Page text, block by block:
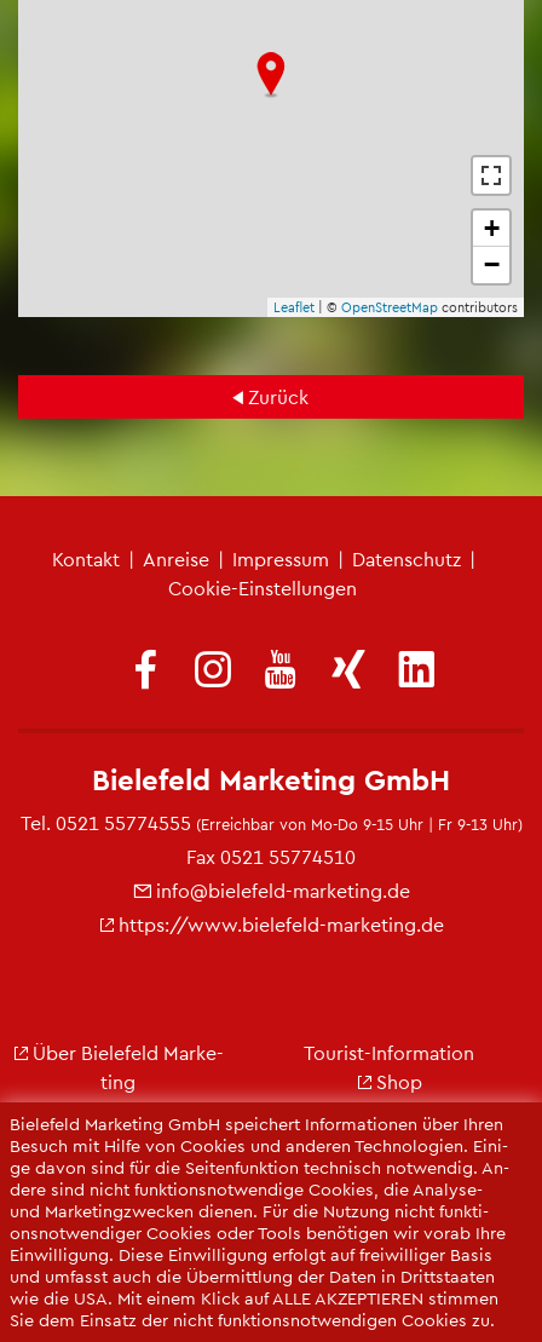
+
−
Leaf­let | © Open­Street­Map con­tri­bu­tors
Zu­rück
Kon­takt | An­rei­se | Im­pres­sum | Da­ten­schutz |
Coo­kie-Ein­stel­lun­gen
Bie­le­feld Mar­ke­ting GmbH spei­chert In­for­ma­tio­nen über Ihren
Be­such mit Hilfe von Coo­kies und an­de­ren Tech­no­lo­gi­en. Ei­ni­
ge davon sind für die Sei­ten­funk­ti­on tech­nisch not­wen­dig. An­
de­re sind nicht funk­ti­ons­not­wen­di­ge Coo­kies, die Ana­ly­se-
und Mar­ke­ting­zwe­cken die­nen. Für die Nut­zung nicht funk­ti­
ons­not­wen­di­ger Coo­kies oder Tools be­nö­ti­gen wir vorab Ihre
Ein­wil­li­gung. Diese Ein­wil­li­gung er­folgt auf frei­wil­li­ger Basis
und um­fasst auch die Über­mitt­lung der Daten in Dritt­staa­ten
wie die USA. Mit einem Klick auf ALLE AK­ZEP­TIE­REN stim­men
Sie dem Ein­satz der nicht funk­ti­ons­not­wen­di­gen Coo­kies zu.
Bie­le­feld Mar­ke­ting GmbH
Tel. 0521 55774555 (Er­reich­bar von Mo-Do 9-15 Uhr | Fr 9-13 Uhr)
Fax 0521 55774510
info@​bielefeld-​marketing.​de
https://​www.​bielefeld-​marketing.​de
Über Bie­le­feld Mar­ke­
ting
Kon­takt
Ge­schäfts­be­richt
Pres­se
Tou­rist-In­for­ma­ti­on
Shop
Bie­le­feld-Gut­schein
Web­cams